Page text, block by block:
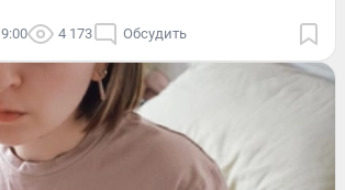
4 173 Обсудить